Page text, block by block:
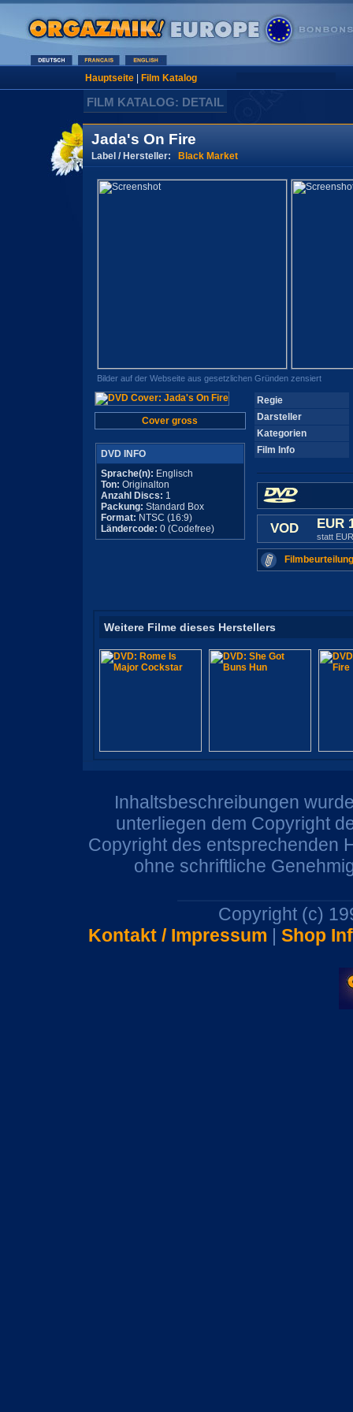
Hauptseite| Film Katalog
FILM KATALOG: DETAIL
Jada's On Fire
Label / Hersteller: Black Market
Bilder auf der Webseite aus gesetzlichen Gründen zensiert
Cover gross
DVD INFO
Sprache(n): Englisch
Ton: Originalton
Anzahl Discs: 1
Packung: Standard Box
Format: NTSC (16:9)
Ländercode: 0 (Codefree)
Regie
Darsteller
Kategorien
Film Info
VOD EUR
statt
Weitere Filme dieses Herstellers
Inhaltsbeschreibungen
unterliegen dem Copyright
Copyright des entsprechenden
ohne schriftliche
Copyright (c)
Kontakt / Impressum | Shop